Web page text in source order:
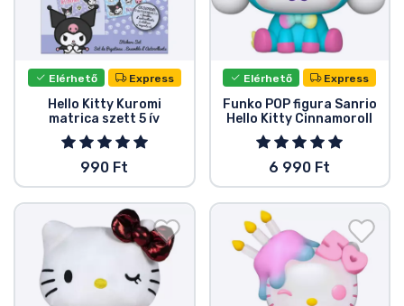
Elérhető Express
Hello Kitty Kuromi
matrica szett 5 ív
990 Ft
Elérhető Express
Funko POP figura Sanrio
Hello Kitty Cinnamoroll
6 990 Ft